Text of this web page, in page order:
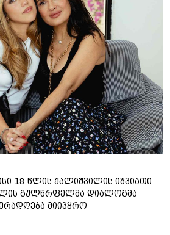
18 წლის ქალიშვილის იშვიათი
გულწრფელმა დიალოგმა
მიიპყრო